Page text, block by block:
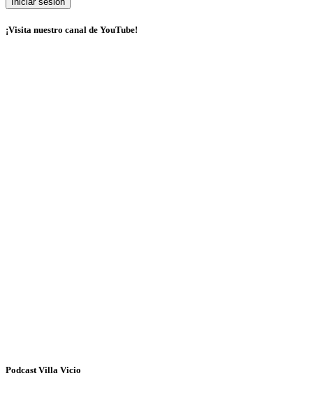
¡Visita nuestro canal de YouTube!
Podcast Villa Vicio